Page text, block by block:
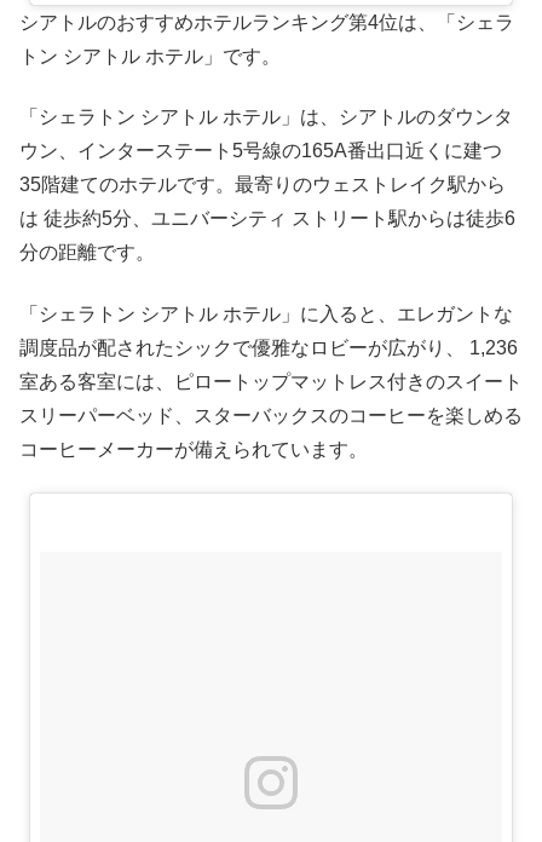
シアトルのおすすめホテルランキング第4位は、「シェラ
トン シアトル ホテル」です。
「シェラトン シアトル ホテル」は、シアトルのダウンタ
ウン、インターステート5号線の165A番出口近くに建つ
35階建てのホテルです。最寄りのウェストレイク駅から
は 徒歩約5分、ユニバーシティ ストリート駅からは徒歩6
分の距離です。
「シェラトン シアトル ホテル」に入ると、エレガントな
調度品が配されたシックで優雅なロビーが広がり、 1,236
室ある客室には、ピロートップマットレス付きのスイート
スリーパーベッド、スターバックスのコーヒーを楽しめる
コーヒーメーカーが備えられています。